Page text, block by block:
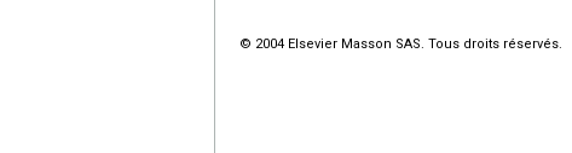
© 2004 Elsevier Masson SAS. Tous droits réservés.